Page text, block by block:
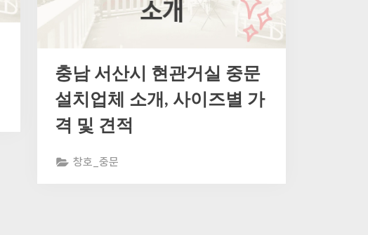
충남 서산시 현관거실 중문
설치업체 소개, 사이즈별 가
격 및 견적
창호_중문